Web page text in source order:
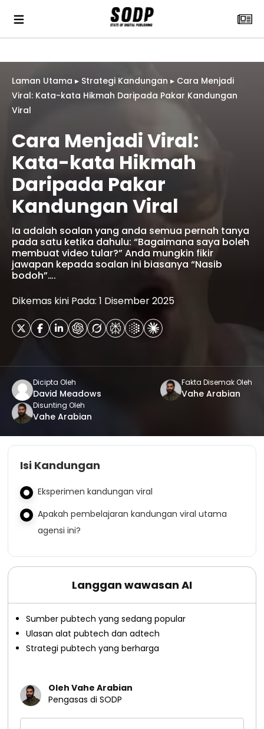
Laman Utama ▸ Strategi Kandungan ▸ Cara Menjadi
Viral: Kata-kata Hikmah Daripada Pakar Kandungan
Viral
Cara Menjadi Viral:
Kata-kata Hikmah
Daripada Pakar
Kandungan Viral
Ia adalah soalan yang anda semua pernah tanya
pada satu ketika dahulu: “Bagaimana saya boleh
membuat video tular?” Anda mungkin fikir
jawapan kepada soalan ini biasanya “Nasib
bodoh”….
Dikemas kini Pada: 1 Disember 2025
Dicipta Oleh
David Meadows
Fakta Disemak Oleh
Vahe Arabian
Disunting Oleh
Vahe Arabian
Isi Kandungan
Eksperimen kandungan viral
Apakah pembelajaran kandungan viral utama
agensi ini?
Langgan wawasan AI
Sumber pubtech yang sedang popular
Ulasan alat pubtech dan adtech
Strategi pubtech yang berharga
Oleh Vahe Arabian
Pengasas di SODP